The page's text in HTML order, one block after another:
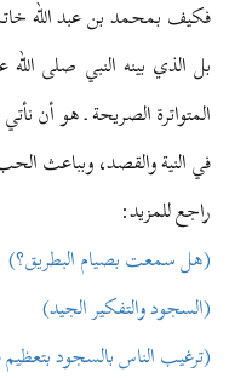
فكيف بمحمد بن عبد الله خاتم
بل الذي بينه النبي صلى الله
المتواترة الصريحة ـ هو أن
في النية والقصد، وبباعث
راجع للمزيد:
(هل سمعت بصيام البطريق؟)
(السجود والتفكير الجيد)
(ترغيب الناس بالسجود بتعظيم